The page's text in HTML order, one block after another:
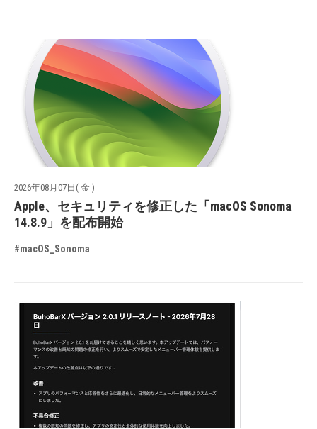
2026年08月07日( 金 )
Apple、セキュリティを修正した「macOS Sonoma
14.8.9」を配布開始
#macOS_Sonoma